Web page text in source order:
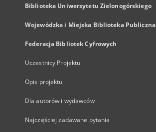
Biblioteka Uniwersytetu Zielonogórskiego
Wojewódzka i Miejska Biblioteka Publiczna
Federacja Bibliotek Cyfrowych
Uczestnicy Projektu
Opis projektu
Dla autorów i wydawców
Najczęściej zadawane pytania